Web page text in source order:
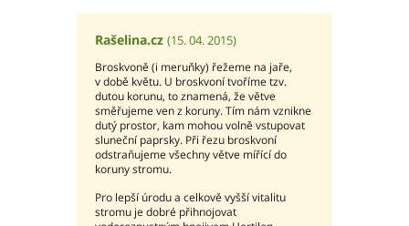
Rašelina.cz (15. 04. 2015)
Broskvoně (i meruňky) řežeme na jaře,
v době květu. U broskvoní tvoříme tzv.
dutou korunu, to znamená, že větve
směřujeme ven z koruny. Tím nám vznikne
dutý prostor, kam mohou volně vstupovat
sluneční paprsky. Při řezu broskvoní
odstraňujeme všechny větve mířící do
koruny stromu.
Pro lepší úrodu a celkově vyšší vitalitu
stromu je dobré přihnojovat